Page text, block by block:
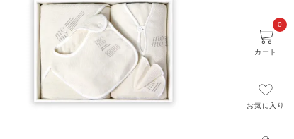
お気に入り
カート
0